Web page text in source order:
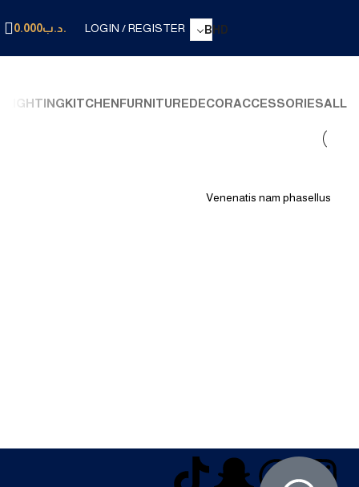
BHD
LOGIN / REGISTER .د.ب0.000
ALL
ACCESSORIES
DECOR
FURNITURE
KITCHEN
LIGHTING
Venenatis nam phasellus